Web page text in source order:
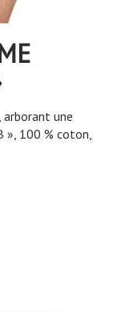
une
», 100 % coton,